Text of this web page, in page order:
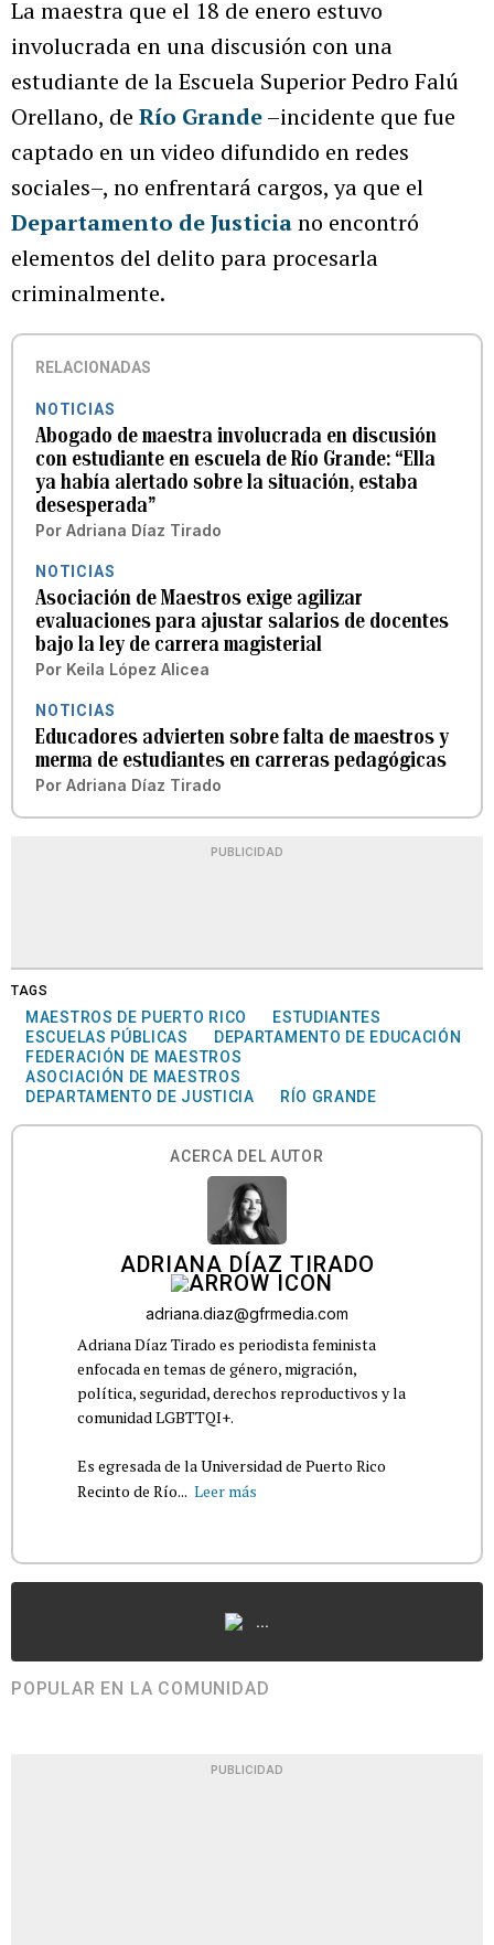
La maestra que el 18 de enero estuvo
involucrada en una discusión con una
estudiante de la Escuela Superior Pedro Falú
Orellano, de Río Grande–incidente que fue
captado en un video difundido en redes
sociales–, no enfrentará cargos, ya que el
Departamento de Justiciano encontró
elementos del delito para procesarla
criminalmente.
RELACIONADAS
NOTICIAS
Abogado de maestra involucrada en discusión
con estudiante en escuela de Río Grande: “Ella
ya había alertado sobre la situación, estaba
desesperada”
Por Adriana Díaz Tirado
NOTICIAS
Asociación de Maestros exige agilizar
evaluaciones para ajustar salarios de docentes
bajo la ley de carrera magisterial
Por Keila López Alicea
NOTICIAS
Educadores advierten sobre falta de maestros y
merma de estudiantes en carreras pedagógicas
Por Adriana Díaz Tirado
PUBLICIDAD
TAGS
MAESTROS DE PUERTO RICO
ESTUDIANTES
ESCUELAS PÚBLICAS
DEPARTAMENTO DE EDUCACIÓN
FEDERACIÓN DE MAESTROS
ASOCIACIÓN DE MAESTROS
DEPARTAMENTO DE JUSTICIA
RÍO GRANDE
ACERCA DEL AUTOR
ADRIANA DÍAZ TIRADO
adriana.diaz@gfrmedia.com
Adriana Díaz Tirado es periodista feminista
enfocada en temas de género, migración,
política, seguridad, derechos reproductivos y la
comunidad LGBTTQI+.
Es egresada de la Universidad de Puerto Rico
Recinto de Río... Leer más
...
POPULAR EN LA COMUNIDAD
PUBLICIDAD